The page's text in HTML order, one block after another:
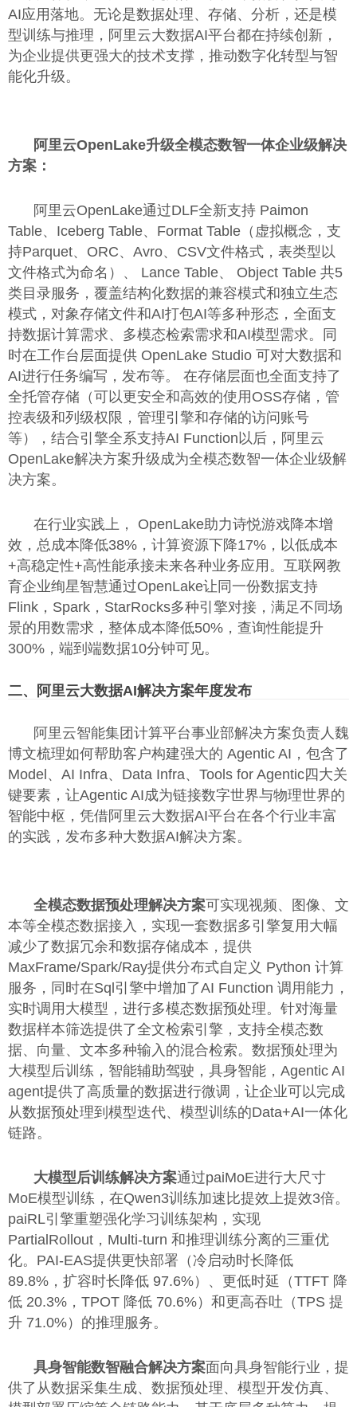
AI应用落地。无论是数据处理、存储、分析，还是模
型训练与推理，阿里云大数据AI平台都在持续创新，
为企业提供更强大的技术支撑，推动数字化转型与智
能化升级。
阿里云OpenLake升级全模态数智一体企业级解决
方案：
阿里云OpenLake通过DLF全新支持 Paimon
Table、Iceberg Table、Format Table（虚拟概念，支
持Parquet、ORC、Avro、CSV文件格式，表类型以
文件格式为命名）、 Lance Table、 Object Table 共5
类目录服务，覆盖结构化数据的兼容模式和独立生态
模式，对象存储文件和AI打包AI等多种形态，全面支
持数据计算需求、多模态检索需求和AI模型需求。同
时在工作台层面提供 OpenLake Studio 可对大数据和
AI进行任务编写，发布等。 在存储层面也全面支持了
全托管存储（可以更安全和高效的使用OSS存储，管
控表级和列级权限，管理引擎和存储的访问账号
等），结合引擎全系支持AI Function以后，阿里云
OpenLake解决方案升级成为全模态数智一体企业级解
决方案。
在行业实践上， OpenLake助力诗悦游戏降本增
效，总成本降低38%，计算资源下降17%，以低成本
+高稳定性+高性能承接未来各种业务应用。互联网教
育企业绚星智慧通过OpenLake让同一份数据支持
Flink，Spark，StarRocks多种引擎对接，满足不同场
景的用数需求，整体成本降低50%，查询性能提升
300%，端到端数据10分钟可见。
二、阿里云大数据AI解决方案年度发布
阿里云智能集团计算平台事业部解决方案负责人魏
博文梳理如何帮助客户构建强大的 Agentic AI，包含了
Model、AI Infra、Data Infra、Tools for Agentic四大关
键要素，让Agentic AI成为链接数字世界与物理世界的
智能中枢，凭借阿里云大数据AI平台在各个行业丰富
的实践，发布多种大数据AI解决方案。
全模态数据预处理解决方案可实现视频、图像、文
本等全模态数据接入，实现一套数据多引擎复用大幅
减少了数据冗余和数据存储成本，提供
MaxFrame/Spark/Ray提供分布式自定义 Python 计算
服务，同时在Sql引擎中增加了AI Function 调用能力，
实时调用大模型，进行多模态数据预处理。针对海量
数据样本筛选提供了全文检索引擎，支持全模态数
据、向量、文本多种输入的混合检索。数据预处理为
大模型后训练，智能辅助驾驶，具身智能，Agentic AI
agent提供了高质量的数据进行微调，让企业可以完成
从数据预处理到模型迭代、模型训练的Data+AI一体化
链路。
大模型后训练解决方案通过paiMoE进行大尺寸
MoE模型训练，在Qwen3训练加速比提效上提效3倍。
paiRL引擎重塑强化学习训练架构，实现
PartialRollout，Multi-turn 和推理训练分离的三重优
化。PAI-EAS提供更快部署（冷启动时长降低
89.8%，扩容时长降低 97.6%）、更低时延（TTFT 降
低 20.3%，TPOT 降低 70.6%）和更高吞吐（TPS 提
升 71.0%）的推理服务。
具身智能数智融合解决方案面向具身智能行业，提
供了从数据采集生成、数据预处理、模型开发仿真、